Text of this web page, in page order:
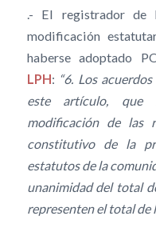
.- El registrador de
modificación
haberse adoptado
LPH: “6. Los
este artículo, que
modificación de las
constitutivo de la
estatutos de la
unanimidad del total
representen el total de